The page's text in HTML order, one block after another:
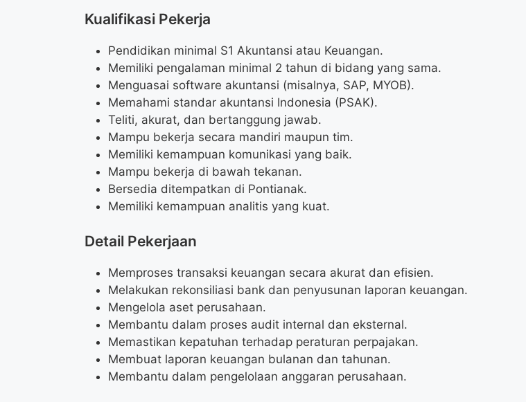
Kualifikasi Pekerja
Pendidikan minimal S1 Akuntansi atau Keuangan.
Memiliki pengalaman minimal 2 tahun di bidang yang sama.
Menguasai software akuntansi (misalnya, SAP, MYOB).
Memahami standar akuntansi Indonesia (PSAK).
Teliti, akurat, dan bertanggung jawab.
Mampu bekerja secara mandiri maupun tim.
Memiliki kemampuan komunikasi yang baik.
Mampu bekerja di bawah tekanan.
Bersedia ditempatkan di Pontianak.
Memiliki kemampuan analitis yang kuat.
Detail Pekerjaan
Memproses transaksi keuangan secara akurat dan efisien.
Melakukan rekonsiliasi bank dan penyusunan laporan keuangan.
Mengelola aset perusahaan.
Membantu dalam proses audit internal dan eksternal.
Memastikan kepatuhan terhadap peraturan perpajakan.
Membuat laporan keuangan bulanan dan tahunan.
Membantu dalam pengelolaan anggaran perusahaan.